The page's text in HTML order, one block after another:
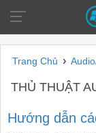
Trang Chủ ›
THỦ THUẬT
Hướng dẫn